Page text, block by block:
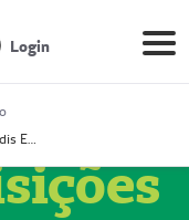
Login
Prestador Decordis Exames Cardiológicos LTDA (51004346-0)